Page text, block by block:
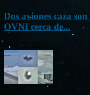
Dos aviones caza
OVNI cerca de...
Nov 22, 2023